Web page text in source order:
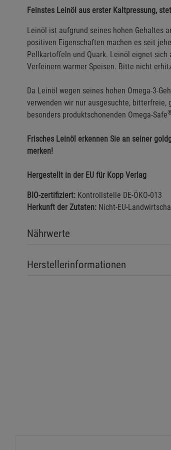
Feinstes Leinöl aus erster Kaltpressung,
Leinöl ist aufgrund seines hohen Gehaltes
positiven Eigenschaften machen es seit
Pellkartoffeln und Quark. Leinöl eignet
Verfeinern warmer Speisen. Bitte nicht
Da Leinöl wegen seines hohen Omega-3-
verwenden wir nur ausgesuchte, bitterfreie,
besonders produktschonenden Omega-Safe
Frisches Leinöl erkennen Sie an seiner
merken!
Hergestellt in der EU für Kopp Verlag
BIO-zertifiziert: Kontrollstelle DE-ÖKO-013
Herkunft der Zutaten: Nicht-EU-
Nährwerte
Herstellerinformationen